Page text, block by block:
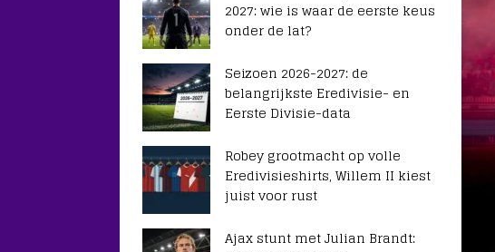
2027: wie is waar de eerste keus
onder de lat?
Seizoen 2026-2027: de
belangrijkste Eredivisie- en
Eerste Divisie-data
Robey grootmacht op volle
Eredivisieshirts, Willem II kiest
juist voor rust
Ajax stunt met Julian Brandt: